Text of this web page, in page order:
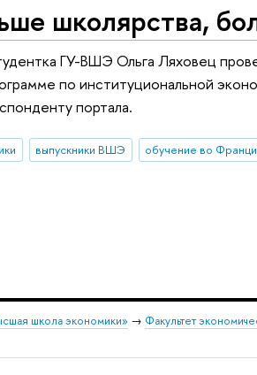
школярства,
ГУ-ВШЭ Ольга Ляховец
по институциональной
портала.
выпускники ВШЭ обучение во
школа экономики» → Факультет